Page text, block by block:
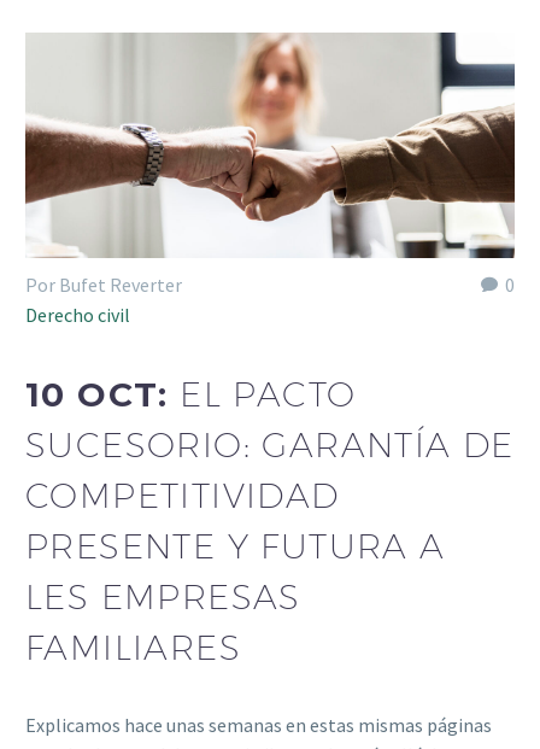
0
Por Bufet Reverter
Derecho civil
10 OCT: EL PACTO
SUCESORIO: GARANTÍA DE
COMPETITIVIDAD
PRESENTE Y FUTURA A
LES EMPRESAS
FAMILIARES
Explicamos hace unas semanas en estas mismas páginas